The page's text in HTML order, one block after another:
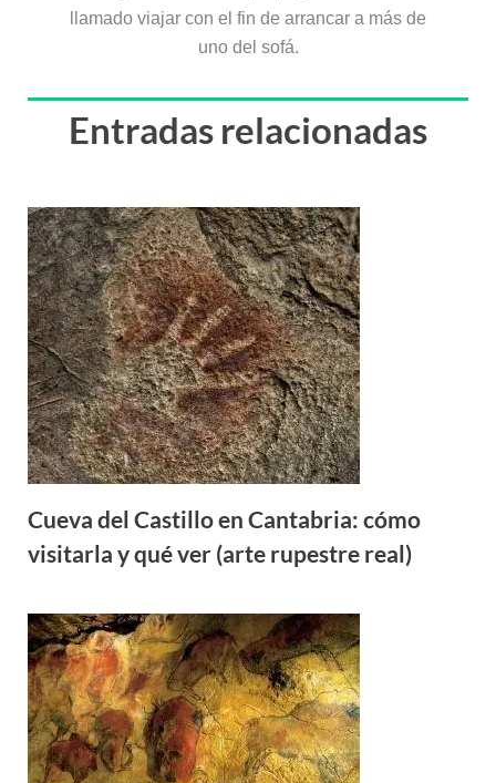
llamado viajar con el fin de arrancar a más de
uno del sofá.
Entradas relacionadas
Cueva del Castillo en Cantabria: cómo
visitarla y qué ver (arte rupestre real)